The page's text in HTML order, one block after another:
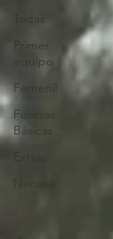
Primer
equipo
Femenil
Fuerzas
Básicas